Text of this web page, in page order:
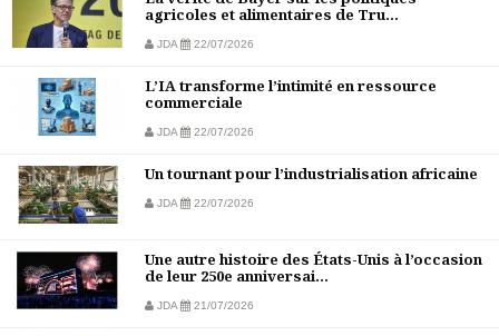
agricoles et alimentaires de Tru...
JDA 22/07/2026
L’IA transforme l’intimité en ressource
commerciale
JDA 22/07/2026
Un tournant pour l’industrialisation africaine
JDA 22/07/2026
Une autre histoire des États-Unis à l’occasion
de leur 250e anniversai...
JDA 21/07/2026